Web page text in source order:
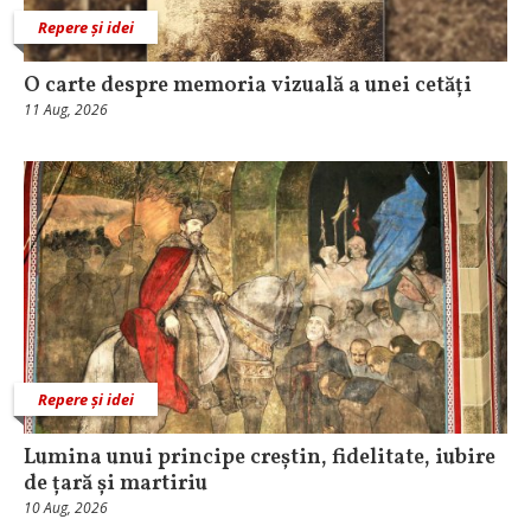
Repere și idei
O carte despre memoria vizuală a unei cetăți
11 Aug, 2026
Repere și idei
Lumina unui principe creștin, fidelitate, iubire
de țară și martiriu
10 Aug, 2026